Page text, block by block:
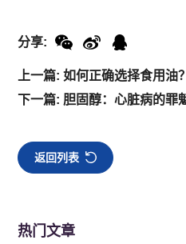
上一篇: 如何正确选择食用油？
下一篇: 胆固醇：心脏病的罪
分享:
返回列表
热门文章